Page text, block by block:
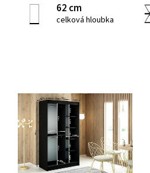
62 cm
celková hloubka